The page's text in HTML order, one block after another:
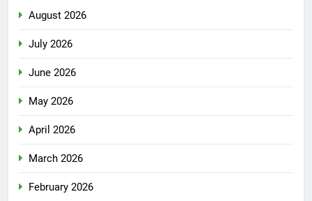
August 2026
July 2026
June 2026
May 2026
April 2026
March 2026
February 2026